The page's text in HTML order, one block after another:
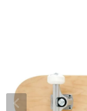
7.8inch
7.9inch
57mm
ボーンズ XF（エッ
ボーンズ STF（エス
デッキテープ
24.5cm
シューレース・その他
INFO
プライバシーポリシー